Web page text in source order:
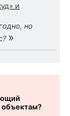
и
но
»